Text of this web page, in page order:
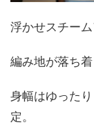
浮かせスチー
編み地が落ち
身幅はゆった
定。